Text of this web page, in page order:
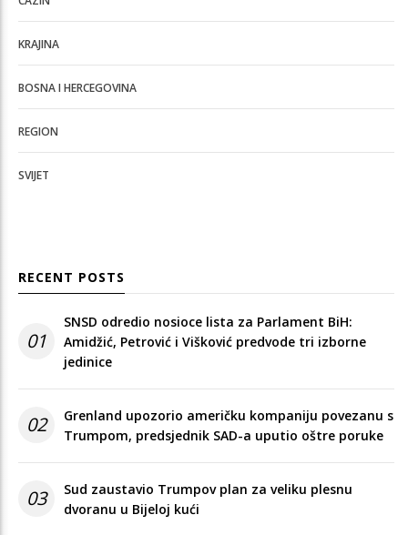
KRAJINA
BOSNA I HERCEGOVINA
REGION
SVIJET
RECENT POSTS
01
SNSD odredio nosioce lista za Parlament BiH:
Amidžić, Petrović i Višković predvode tri izborne
jedinice
02
Grenland upozorio američku kompaniju povezanu s
Trumpom, predsjednik SAD-a uputio oštre poruke
03
Sud zaustavio Trumpov plan za veliku plesnu
dvoranu u Bijeloj kući